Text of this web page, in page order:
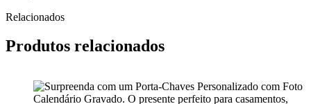
Relacionados
Produtos relacionados